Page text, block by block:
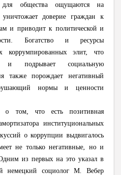
для общества ощущаются на
доверие граждан к
и приводит к политической и
Богатство и ресурсы
коррумпированных элит, что
и подрывает социальную
также порождает негативный
нормы и ценности
о том, что есть позитивная
институциональных
о коррупции выдвигалось
не только негативные, но и
из первых на это указал в
немецкий социолог М. Вебер